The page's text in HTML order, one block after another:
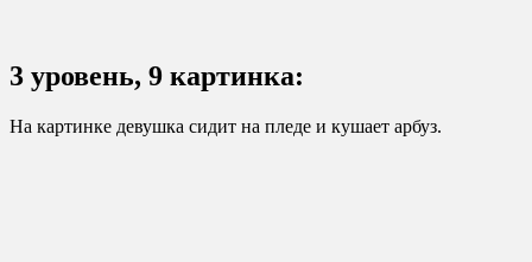
3 уровень, 9 картинка:
На картинке девушка сидит на пледе и кушает арбуз.